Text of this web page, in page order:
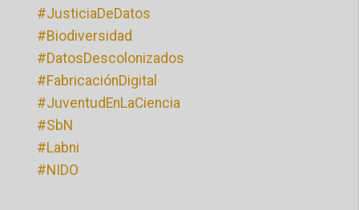
#JusticiaDeDatos
#Biodiversidad
#DatosDescolonizados
#FabricaciónDigital
#JuventudEnLaCiencia
#SbN
#Labni
#NIDO